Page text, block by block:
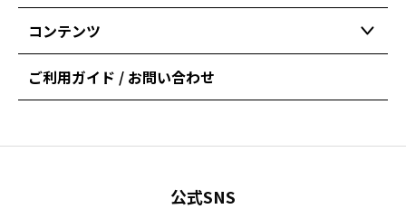
コンテンツ
ご利用ガイド / お問い合わせ
公式SNS